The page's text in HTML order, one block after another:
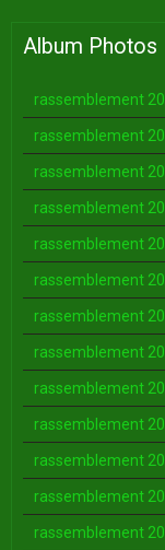
Album Photos
rassemblement
rassemblement
rassemblement
rassemblement
rassemblement
rassemblement
rassemblement
rassemblement
rassemblement
rassemblement
rassemblement
rassemblement
rassemblement